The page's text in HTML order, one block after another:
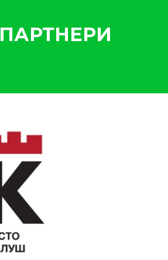
ПАРТНЕРИ